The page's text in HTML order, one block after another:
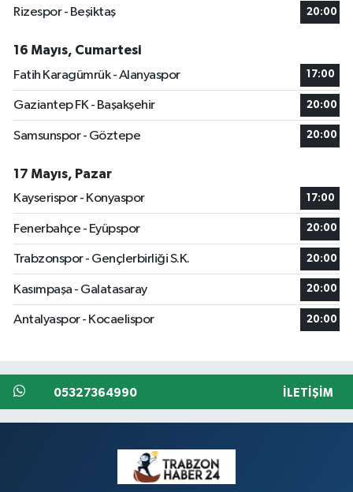
Rizespor - Beşiktaş
20:00
16 Mayıs, Cumartesi
Fatih Karagümrük - Alanyaspor
17:00
Gaziantep FK - Başakşehir 20:00
Samsunspor - Göztepe 20:00
17 Mayıs, Pazar
Kayserispor - Konyaspor
17:00
Fenerbahçe - Eyüpspor 20:00
Trabzonspor - Gençlerbirliği S.K. 20:00
Kasımpaşa - Galatasaray 20:00
Antalyaspor - Kocaelispor 20:00
05327364990 İLETIŞIM